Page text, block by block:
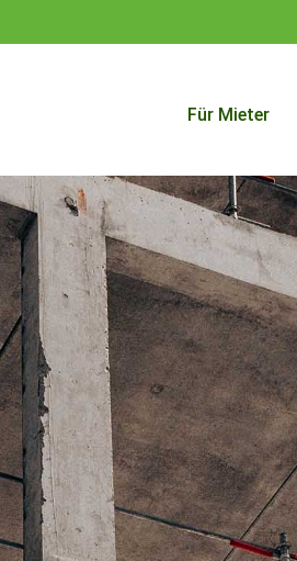
Für Mieter